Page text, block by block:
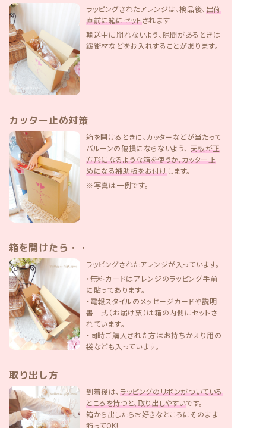
ラッピングされたアレンジは、検品後、 出荷
直前に箱にセットされます
輸送中に崩れないよう、隙間があるときは
緩衝材などをお入れすることがあります。
カッター止め対策
箱を開けるときに、カッターなどが当たって
バルーンの破損にならないよう、 天板が正
方形になるような箱を使うか、カッター止
めになる補助板をお付けします。
※写真は一例です。
箱を開けたら・・
ラッピングされたアレンジが入っています。
・無料カードはアレンジのラッピング手前
に貼ってあります。
・電報スタイルのメッセージカードや説明
書一式（お届け票）は箱の内側にセットさ
れています。
・同時ご購入された方はお持ちかえり用の
袋なども入っています。
取り出し方
到着後は、ラッピングのリボンがついている
ところを持つと、取り出しやすいです。
箱から出したらお好きなところにそのまま
飾ってOK!